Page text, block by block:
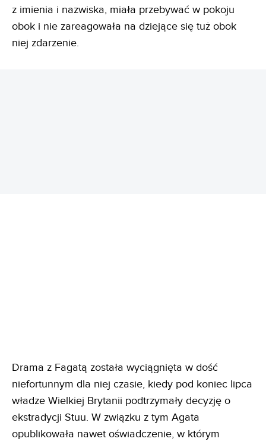
z imienia i nazwiska, miała przebywać w pokoju
obok i nie zareagowała na dziejące się tuż obok
niej zdarzenie.
Drama z Fagatą została wyciągnięta w dość
niefortunnym dla niej czasie, kiedy pod koniec lipca
władze Wielkiej Brytanii podtrzymały decyzję o
ekstradycji Stuu. W związku z tym Agata
opublikowała nawet oświadczenie, w którym